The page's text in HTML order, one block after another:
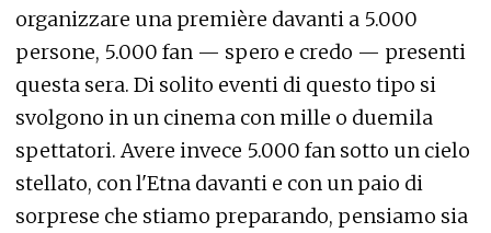
organizzare una première davanti a 5.000
persone, 5.000 fan — spero e credo — presenti
questa sera. Di solito eventi di questo tipo si
svolgono in un cinema con mille o duemila
spettatori. Avere invece 5.000 fan sotto un cielo
stellato, con l'Etna davanti e con un paio di
sorprese che stiamo preparando, pensiamo sia